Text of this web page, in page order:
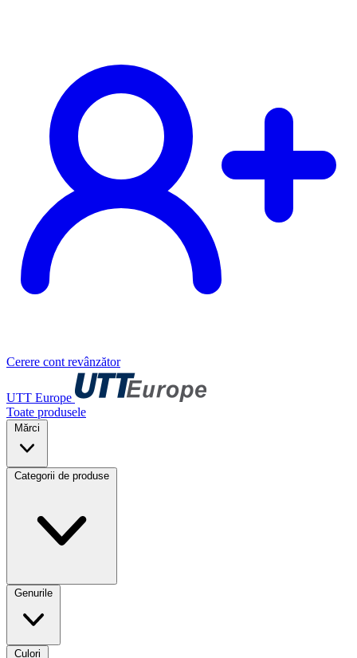
Cerere cont revânzător
UTT Europe
Toate produsele
Mărci
Categorii de produse
Genurile
Culori